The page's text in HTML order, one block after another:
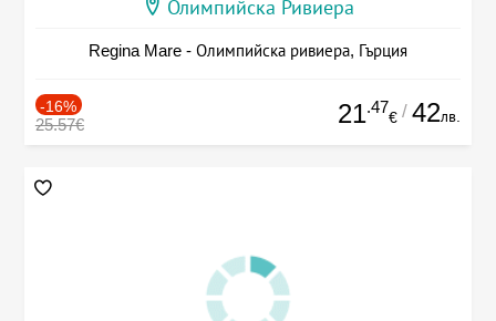
Олимпийска Ривиера
Regina Mare - Олимпийска ривиера, Гърция
-16%
25.57€ 21.47
€ / 42лв.